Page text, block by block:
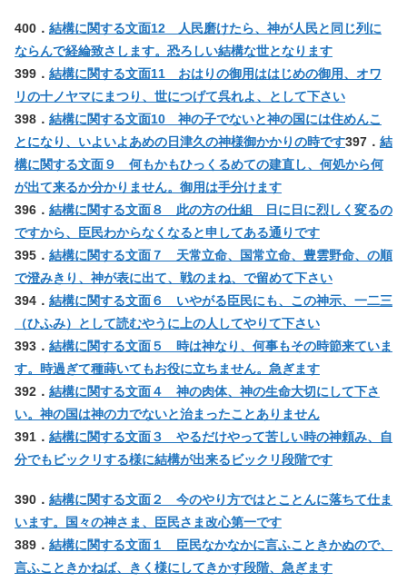
400． 結構に関する文面12 人民磨けたら、神が人民と同じ列に
ならんで経綸致さします。恐ろしい結構な世となります
399． 結構に関する文面11 おはりの御用ははじめの御用、オワ
リの十ノヤマにまつり、世につげて呉れよ、として下さい
398． 結構に関する文面10 神の子でないと神の国には住めんこ
とになり、いよいよあめの日津久の神様御かかりの時です397． 結
構に関する文面９ 何もかもひっくるめての建直し、何処から何
が出て来るか分かりません。御用は手分けます
396． 結構に関する文面８ 此の方の仕組 日に日に烈しく変るの
ですから、臣民わからなくなると申してある通りです
395． 結構に関する文面７ 天常立命、国常立命、豊雲野命、の順
で澄みきり、神が表に出て、戦のまね、で留めて下さい
394． 結構に関する文面６ いやがる臣民にも、この神示、一二三
（ひふみ）として読むやうに上の人してやりて下さい
393． 結構に関する文面５ 時は神なり、何事もその時節来ていま
す。時過ぎて種蒔いてもお役に立ちません。急ぎます
392． 結構に関する文面４ 神の肉体、神の生命大切にして下さ
い。神の国は神の力でないと治まったことありません
391． 結構に関する文面３ やるだけやって苦しい時の神頼み、自
分でもビックリする様に結構が出来るビックリ段階です
390． 結構に関する文面２ 今のやり方ではとことんに落ちて仕ま
います。国々の神さま、臣民さま改心第一です
389． 結構に関する文面１ 臣民なかなかに言ふこときかぬので、
言ふこときかねば、きく様にしてきかす段階、急ぎます